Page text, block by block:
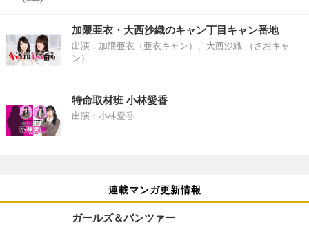
加隈亜衣・大西沙織のキャン丁目キャン番地
出演：加隈亜衣（亜衣キャン）、大西沙織 （さおキャ
ン）
特命取材班 小林愛香
出演：小林愛香
連載マンガ更新情報
ガールズ＆パンツァー